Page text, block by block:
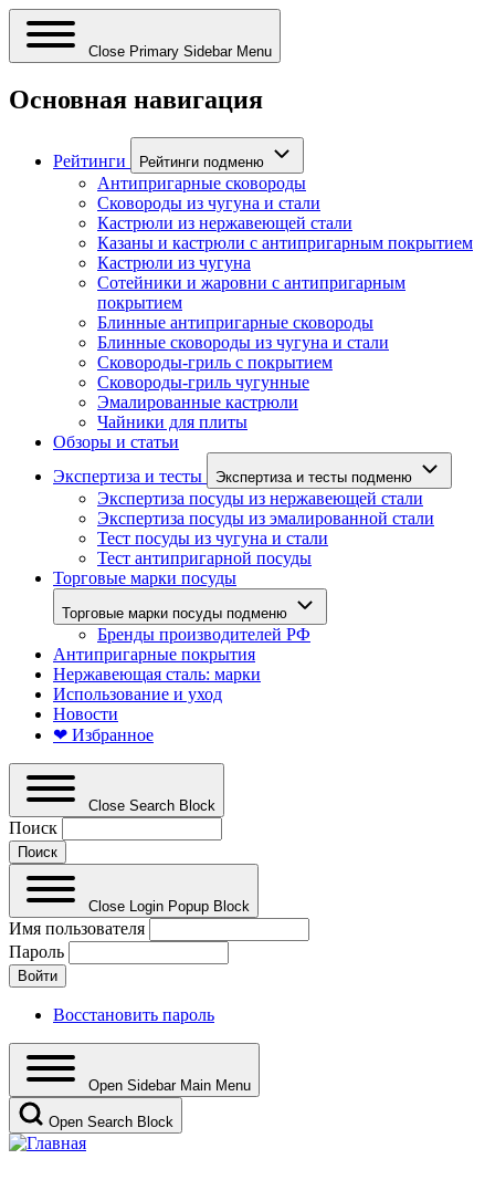
Close Primary Sidebar Menu
Основная навигация
Рейтинги Рейтинги подменю
Антипригарные сковороды
Сковороды из чугуна и стали
Кастрюли из нержавеющей стали
Казаны и кастрюли с антипригарным покрытием
Кастрюли из чугуна
Сотейники и жаровни с антипригарным
покрытием
Блинные антипригарные сковороды
Блинные сковороды из чугуна и стали
Сковороды-гриль с покрытием
Сковороды-гриль чугунные
Эмалированные кастрюли
Чайники для плиты
Обзоры и статьи
Экспертиза и тесты
Экспертиза и тесты подменю
Экспертиза посуды из нержавеющей стали
Экспертиза посуды из эмалированной стали
Тест посуды из чугуна и стали
Тест антипригарной посуды
Торговые марки посуды
Торговые марки посуды подменю
Бренды производителей РФ
Антипригарные покрытия
Нержавеющая сталь: марки
Использование и уход
Новости
❤ Избранное
Close Search Block
Поиск
Close Login Popup Block
Имя пользователя
Пароль
Восстановить пароль
Open Sidebar Main Menu
Open Search Block